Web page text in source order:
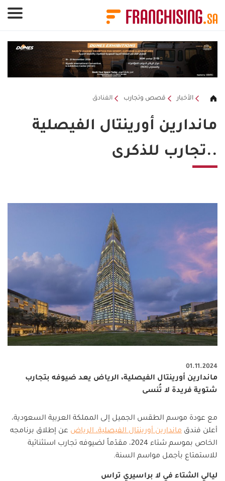
الأخبار قصص وتجارب الفنادق
ماندارين أورينتال الفيصلية
..تجارب للذكرى
01.11.2024
ماندارين أورينتال الفيصلية، الرياض يعد ضيوفه بتجارب
شتوية فريدة لا تُنسى
مع عودة موسم الطقس الجميل إلى المملكة العربية السعودية،
أعلن فندق ماندارين أورينتال الفيصلية، الرياض عن إطلاق برنامجه
الخاص بموسم شتاء 2024، مقدّماً لضيوفه تجارب استثنائية
للاستمتاع بأجمل مواسم السنة.
ليالي الشتاء في لا براسيري تراس
لوحة إدارة ملفات تعريف الارتباط